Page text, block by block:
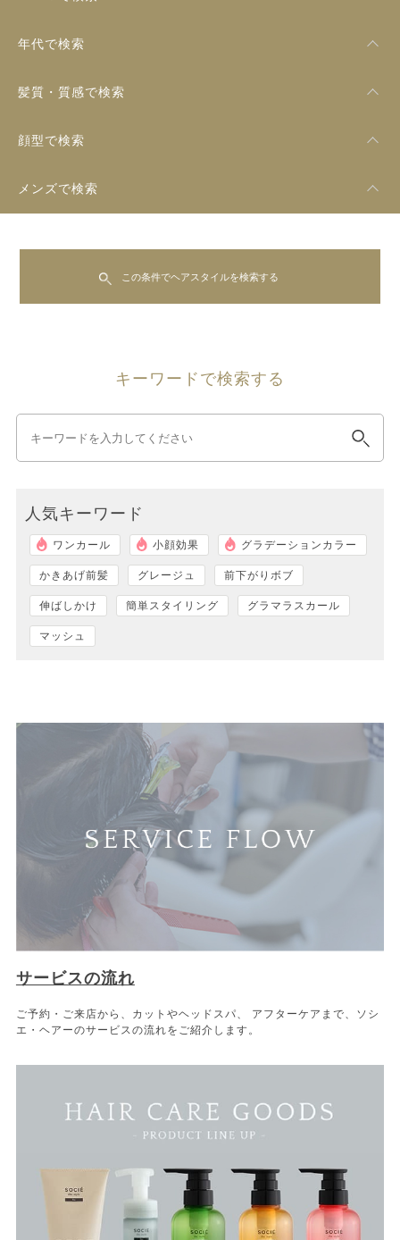
年代で検索
髪質・質感で検索
顔型で検索
メンズで検索
この条件でヘアスタイルを検索する
キーワードで検索する
人気キーワード
ワンカール 小顔効果 グラデーションカラー
かきあげ前髪 グレージュ 前下がりボブ
伸ばしかけ 簡単スタイリング グラマラスカール
マッシュ
サービスの流れ
ご予約・ご来店から、カットやヘッドスパ、 アフターケアまで、ソシ
エ・ヘアーのサービスの流れをご紹介します。